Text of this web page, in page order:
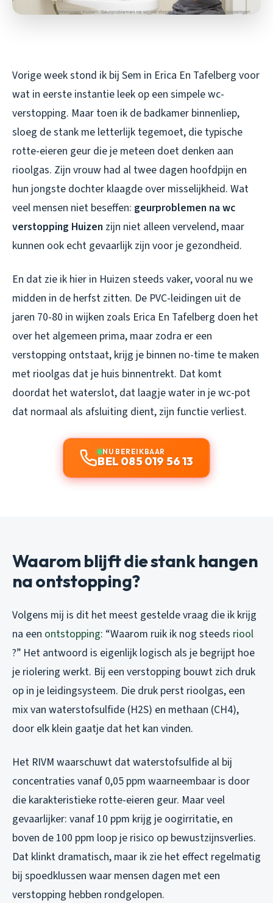
Vorige week stond ik bij Sem in Erica En Tafelberg voor
wat in eerste instantie leek op een simpele wc-
verstopping. Maar toen ik de badkamer binnenliep,
sloeg de stank me letterlijk tegemoet, die typische
rotte-eieren geur die je meteen doet denken aan
rioolgas. Zijn vrouw had al twee dagen hoofdpijn en
hun jongste dochter klaagde over misselijkheid. Wat
veel mensen niet beseffen: geurproblemen na wc
verstopping Huizen zijn niet alleen vervelend, maar
kunnen ook echt gevaarlijk zijn voor je gezondheid.
En dat zie ik hier in Huizen steeds vaker, vooral nu we
midden in de herfst zitten. De PVC-leidingen uit de
jaren 70-80 in wijken zoals Erica En Tafelberg doen het
over het algemeen prima, maar zodra er een
verstopping ontstaat, krijg je binnen no-time te maken
met rioolgas dat je huis binnentrekt. Dat komt
doordat het waterslot, dat laagje water in je wc-pot
dat normaal als afsluiting dient, zijn functie verliest.
NU BEREIKBAAR
BEL 085 019 56 13
Waarom blijft die stank hangen
na ontstopping?
Volgens mij is dit het meest gestelde vraag die ik krijg
na een ontstopping: “Waarom ruik ik nog steeds riool
?” Het antwoord is eigenlijk logisch als je begrijpt hoe
je riolering werkt. Bij een verstopping bouwt zich druk
op in je leidingsysteem. Die druk perst rioolgas, een
mix van waterstofsulfide (H2S) en methaan (CH4),
door elk klein gaatje dat het kan vinden.
Het RIVM waarschuwt dat waterstofsulfide al bij
concentraties vanaf 0,05 ppm waarneembaar is door
die karakteristieke rotte-eieren geur. Maar veel
gevaarlijker: vanaf 10 ppm krijg je oogirritatie, en
boven de 100 ppm loop je risico op bewustzijnsverlies.
Dat klinkt dramatisch, maar ik zie het effect regelmatig
bij spoedklussen waar mensen dagen met een
verstopping hebben rondgelopen.